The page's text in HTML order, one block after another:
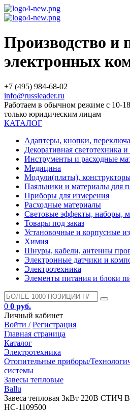
Производство и
электронных
+7 (495) 984-68-02
info@russleader.ru
Работаем в обычном режиме с 10-
только юридическим лицам
КАТАЛОГ
Адаптеры, кнопки,
Декоративная светотехника
Инструменты и расходные
Медицина
Модули(платы),
Паяльники и материалы для
Приборы для измерения
Расходные материалы
Световые эффекты, наборы,
Товары под заказ
Установочные и корпусные
Химия
Шнуры, кабели, антенны
Электронные датчики и
Электротехника
Элементы питания и блоки
0 0 руб.
Личный кабинет
Войти / Регистрация
Главная страница
Каталог
Электротехника
Отопительные приборы/
системы
Завесы тепловые
Ballu
Завеса тепловая 3кВт 220В СТИЧ
НС-1109500